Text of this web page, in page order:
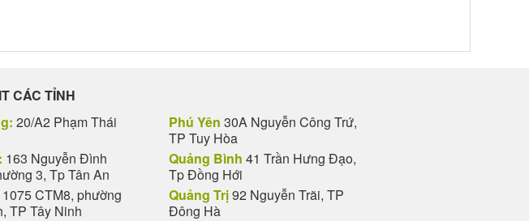
CÁC TỈNH
20/A2 Phạm Thái
163 Nguyễn Đình
3, Tp Tân An
1075 CTM8, phường
TP Tây Ninh
Phú Yên 30A Nguyễn Công Trứ,
TP Tuy Hòa
Quảng Bình 41 Trần Hưng Đạo,
Tp Đồng Hới
Quảng Trị92 Nguyễn Trãi, TP
Đông Hà